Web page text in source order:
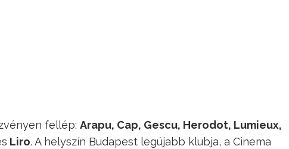
fellép: Arapu, Cap, Gescu, Herodot, Lumieux,
Liro. A helyszín Budapest legújabb klubja, a Cinema